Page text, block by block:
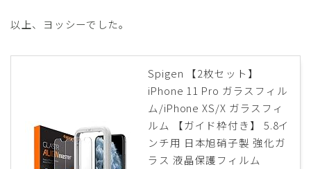
以上、ヨッシーでした。
Spigen 【2枚セット】
iPhone 11 Pro ガラスフィル
ム/iPhone XS/X ガラスフィ
ルム 【ガイド枠付き】 5.8イ
ンチ用 日本旭硝子製 強化ガ
ラス 液晶保護フィルム